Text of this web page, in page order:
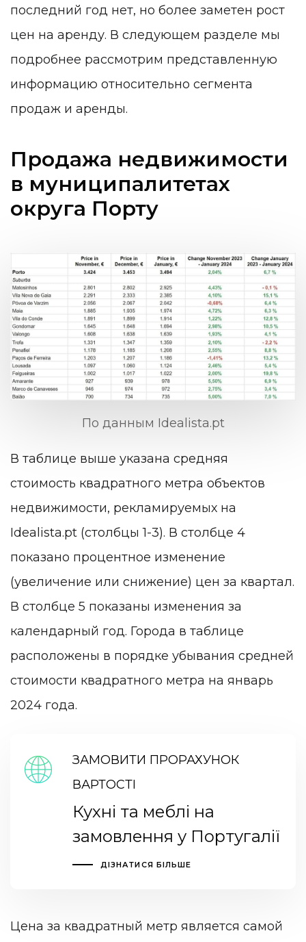
последний год нет, но более заметен рост
цен на аренду. В следующем разделе мы
подробнее рассмотрим представленную
информацию относительно сегмента
продаж и аренды.
Продажа недвижимости
в муниципалитетах
округа Порту
По данным Idealista.pt
В таблице выше указана средняя
стоимость квадратного метра объектов
недвижимости, рекламируемых на
Idealista.pt (столбцы 1-3). В столбце 4
показано процентное изменение
(увеличение или снижение) цен за квартал.
В столбце 5 показаны изменения за
календарный год. Города в таблице
расположены в порядке убывания средней
стоимости квадратного метра на январь
2024 года.
ЗАМОВИТИ ПРОРАХУНОК
ВАРТОСТІ
Кухні та меблі на
замовлення у Португалії
ДІЗНАТИСЯ БІЛЬШЕ
Цена за квадратный метр является самой